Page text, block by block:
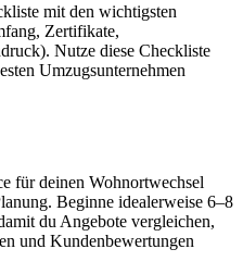
mit den wichtigsten
Zertifikate,
Nutze diese Checkliste
Umzugsunternehmen
für deinen Wohnortwechsel
Beginne idealerweise 6–8
du Angebote vergleichen,
und Kundenbewertungen